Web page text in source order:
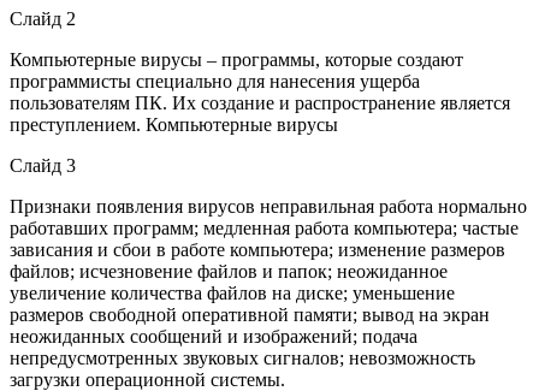
Слайд 2
Компьютерные вирусы – программы, которые создают
программисты специально для нанесения ущерба
пользователям ПК. Их создание и распространение является
преступлением. Компьютерные вирусы
Слайд 3
Признаки появления вирусов неправильная работа нормально
работавших программ; медленная работа компьютера; частые
зависания и сбои в работе компьютера; изменение размеров
файлов; исчезновение файлов и папок; неожиданное
увеличение количества файлов на диске; уменьшение
размеров свободной оперативной памяти; вывод на экран
неожиданных сообщений и изображений; подача
непредусмотренных звуковых сигналов; невозможность
загрузки операционной системы.